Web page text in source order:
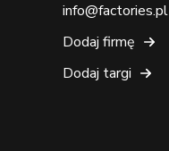
info@factories.pl
Dodaj firmę
Dodaj targi